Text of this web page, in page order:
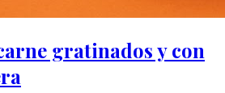
gratinados y con